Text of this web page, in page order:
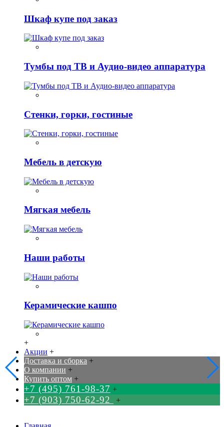
Шкаф купе под заказ
Тумбы под ТВ и Аудио-видео аппаратура
Стенки, горки, гостиные
Мебель в детскую
Мягкая мебель
Наши работы
Керамические кашпо
+
Акции +
Доставка и сборка +
О компании +
Купить оптом +
+7 (495) 761-98-37 +
+7 (903) 750-62-92 +